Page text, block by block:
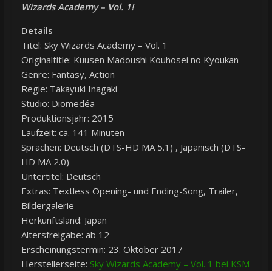
Wizards Academy – Vol. 1!
Details
Titel: Sky Wizards Academy – Vol. 1
Originaltitle: Kuusen Madoushi Kouhosei no Kyoukan
Genre: Fantasy, Action
Regie: Takayuki Inagaki
Studio: Diomedéa
Produktionsjahr: 2015
Laufzeit: ca. 141 Minuten
Sprachen: Deutsch (DTS-HD MA 5.1) , Japanisch (DTS-
HD MA 2.0)
Untertitel: Deutsch
Extras: Textless Opening- und Ending-Song, Trailer,
Bildergalerie
Herkunftsland: Japan
Altersfreigabe: ab 12
Erscheinungstermin: 23. Oktober 2017
Herstellerseite: Sky Wizards Academy – Vol. 1 bei KSM